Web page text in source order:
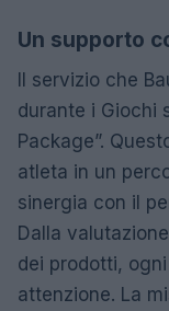
Un supporto
Il servizio che
durante i Giochi
Package”.
atleta in un
sinergia con il
Dalla
dei prodotti,
attenzione. La